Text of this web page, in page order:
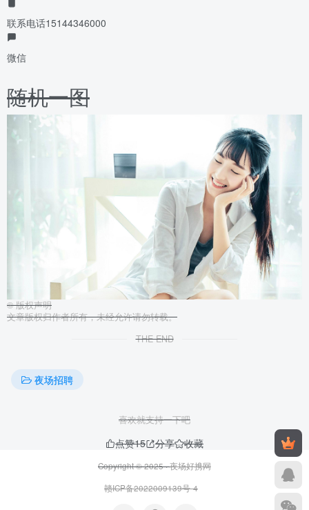
联系电话15144346000
微信
随机一图
©版权声明
文章版权归作者所有，未经允许请勿转载。
THE END
夜场招聘
喜欢就支持一下吧
点赞15 分享 收藏
Copyright © 2025 ·夜场好携网
赣ICP备2022009139号-4